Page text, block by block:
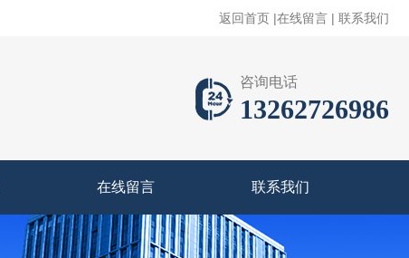
返回首页 |在线留言 | 联系我们
咨询电话
13262726986
在线留言 联系我们